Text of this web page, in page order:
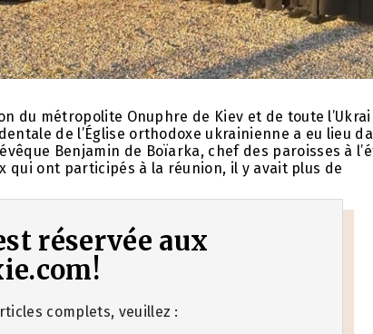
du métropolite Onuphre de Kiev et de toute
de l’Église orthodoxe ukrainienne a eu lieu
Benjamin de Boïarka, chef des paroisses à
qui ont participés à la réunion, il y avait plus de
réservée aux
complets, veuillez :